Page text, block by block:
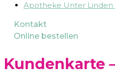
Apotheke Unter Linden
Kontakt
Online bestellen
Kundenkarte